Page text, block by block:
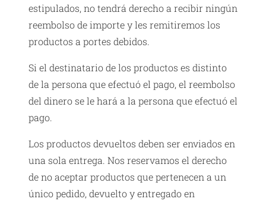
estipulados, no tendrá derecho a recibir ningún
reembolso de importe y les remitiremos los
productos a portes debidos.
Si el destinatario de los productos es distinto
de la persona que efectuó el pago, el reembolso
del dinero se le hará a la persona que efectuó el
pago.
Los productos devueltos deben ser enviados en
una sola entrega. Nos reservamos el derecho
de no aceptar productos que pertenecen a un
único pedido, devuelto y entregado en